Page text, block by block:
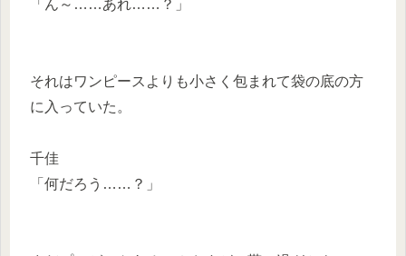
「ん～……あれ……？」
それはワンピースよりも小さく包まれて袋の底の方
に入っていた。
千佳
「何だろう……？」